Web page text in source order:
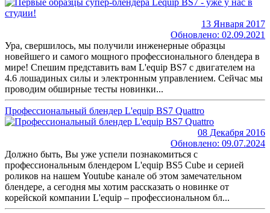
13 Января 2017
Обновлено: 02.09.2021
Ура, свершилось, мы получили инженерные образцы
новейшего и самого мощного профессионального блендера в
мире! Спешим представить вам L'equip BS7 с двигателем на
4.6 лошадиных силы и электронным управлением. Сейчас мы
проводим обширные тесты новинки...
Профессиональный блендер L'equip BS7 Quattro
08 Декабря 2016
Обновлено: 09.07.2024
Должно быть, Вы уже успели познакомиться с
профессиональным блендером L'equip BS5 Cube и серией
роликов на нашем Youtube канале об этом замечательном
блендере, а сегодня мы хотим рассказать о новинке от
корейской компании L'equip – профессиональном бл...